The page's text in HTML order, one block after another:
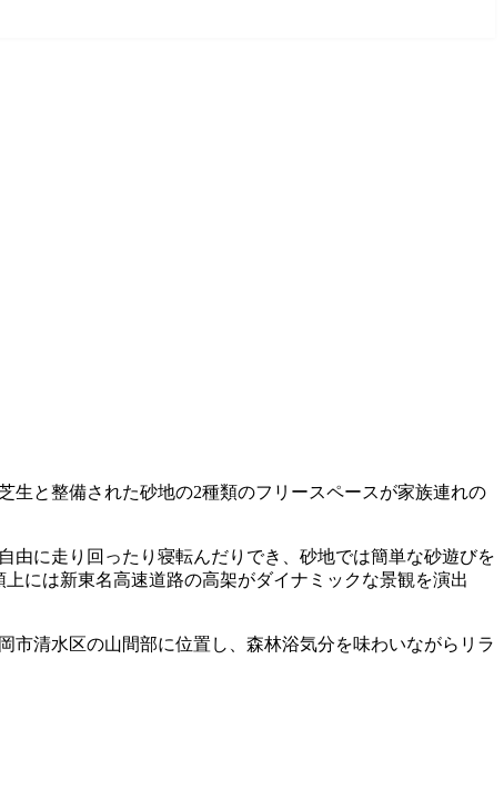
生と整備された砂地の2種類のフリースペースが家族連れの
由に走り回ったり寝転んだりでき、砂地では簡単な砂遊びを
には新東名高速道路の高架がダイナミックな景観を演出
清水区の山間部に位置し、森林浴気分を味わいながらリラ